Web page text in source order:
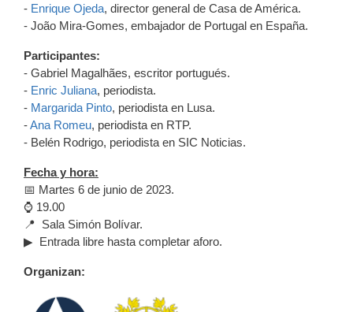
- Enrique Ojeda, director general de Casa de América.
- João Mira-Gomes, embajador de Portugal en España.
Participantes:
- Gabriel Magalhães, escritor portugués.
- Enric Juliana, periodista.
- Margarida Pinto, periodista en Lusa.
-Ana Romeu, periodista en RTP.
- Belén Rodrigo, periodista en SIC Noticias.
Fecha y hora:
📅 Martes 6 de junio de 2023.
⌚ 19.00
📍 Sala Simón Bolívar.
▶ Entrada libre hasta completar aforo.
Organizan: